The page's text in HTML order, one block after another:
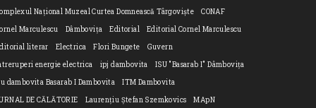
Național Muzeal Curtea Domnească Târgoviște
CONAF
Marculescu
Dâmbovița Editorial
Editorial Cornel Marculescu
literar
Electrica Flori Bungete
Guvern
energie electrica
ipj dambovita
ISU "Basarab I" Dâmbovița
dambovita Basarab I Dambovita
ITM Dambovita
DE CĂLĂTORIE
Laurențiu Ștefan Szemkovics MApN